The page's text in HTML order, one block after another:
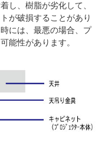
し、樹脂が劣化して、
が破損することがあり
には、最悪の場合、プ
能性があります。